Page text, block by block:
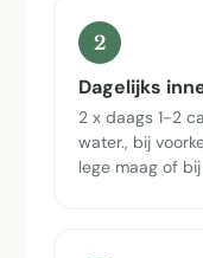
2
Dagelijks
2 x daags 1-2
water., bij
lege maag of